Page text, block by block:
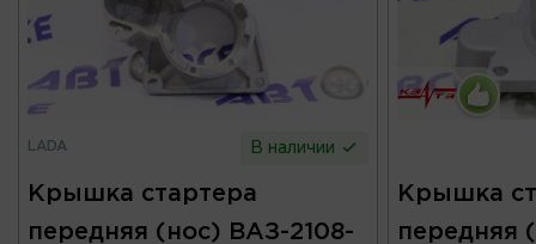
LADA В наличии
Крышка стартера
передняя (нос) ВАЗ-2108-
Крышка
передняя